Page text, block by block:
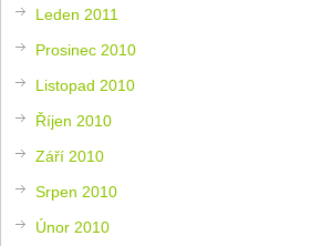
Leden 2011
Prosinec 2010
Listopad 2010
Říjen 2010
Září 2010
Srpen 2010
Únor 2010